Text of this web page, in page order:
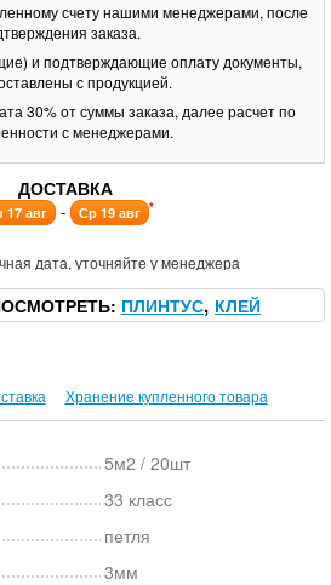
счету нашими менеджерами, после
заказа.
и подтверждающие оплату документы,
с продукцией.
30% от суммы заказа, далее расчет по
с менеджерами.
ДОСТАВКА
17 авг - Ср 19 авг *
дата, уточняйте у менеджера
ПЛИНТУС КЛЕЙ
Хранение купленного товара
5м2 / 20шт
33 класс
петля
3мм